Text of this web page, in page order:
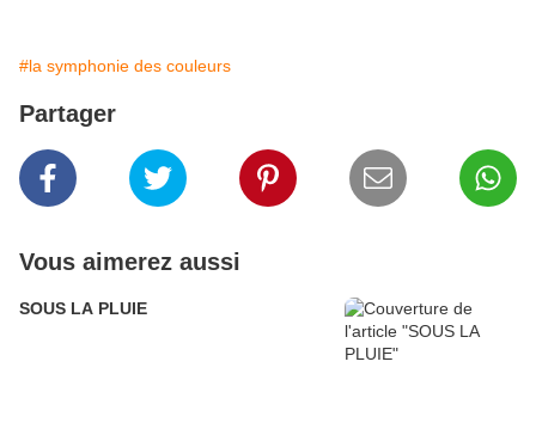
#la symphonie des couleurs
Partager
Vous aimerez aussi
SOUS LA PLUIE